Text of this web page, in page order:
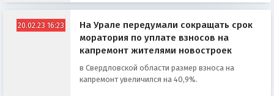
20.02.23 16:23
На Урале передумали сокращать срок
моратория по уплате взносов на
капремонт жителями новостроек
в Свердловской области размер взноса на
капремонт увеличился на 40,9%.